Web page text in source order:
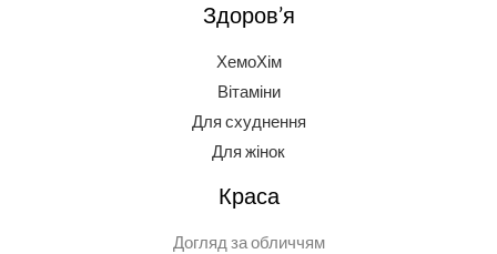
Здоров’я
ХемоХім
Вітаміни
Для схуднення
Для жінок
Краса
Догляд за обличчям